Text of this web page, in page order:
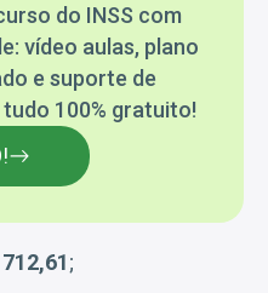
do INSS com
vídeo aulas, plano
e suporte de
100% gratuito!
;